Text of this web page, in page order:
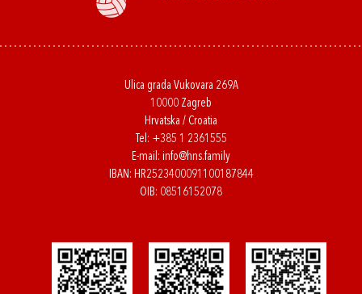
Ulica grada Vukovara 269A
10000 Zagreb
Hrvatska / Croatia
Tel: +385 1 2361555
E-mail: info@hns.family
IBAN: HR2523400091100187844
OIB: 08516152078